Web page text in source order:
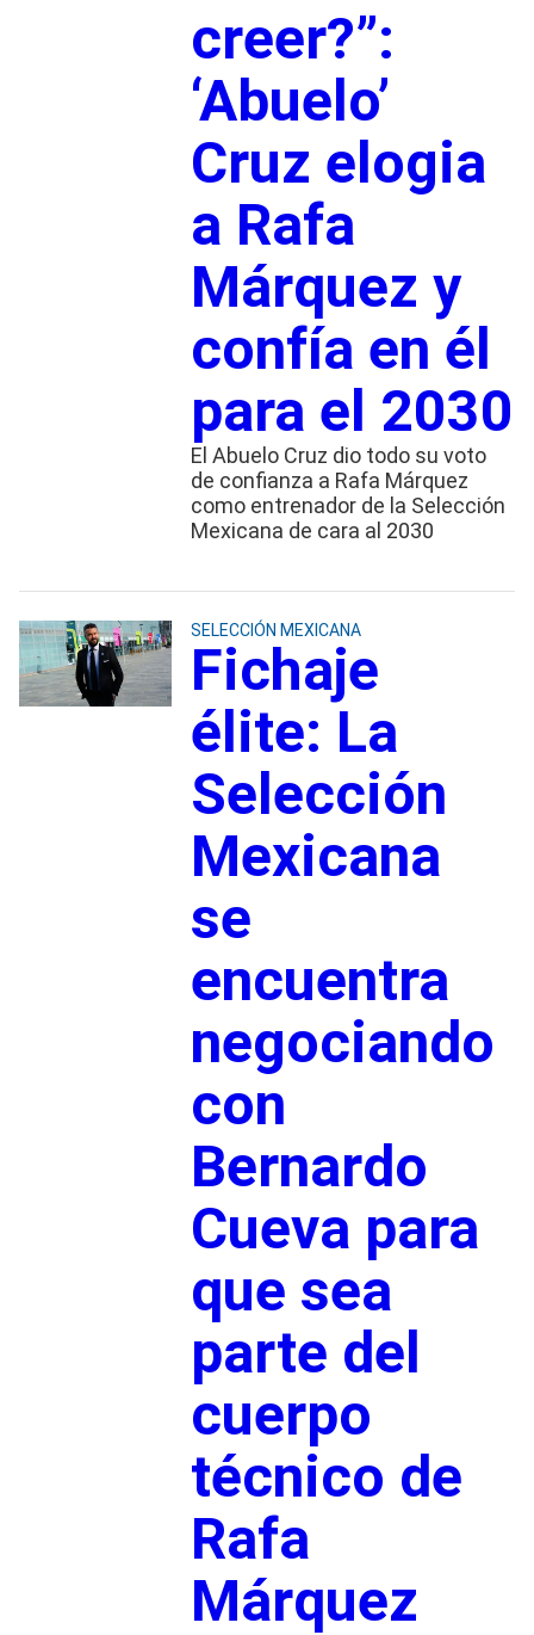
creer?”:
‘Abuelo’
Cruz elogia
a Rafa
Márquez y
confía en él
para el 2030
El Abuelo Cruz dio todo su voto
de confianza a Rafa Márquez
como entrenador de la Selección
Mexicana de cara al 2030
SELECCIÓN MEXICANA
Fichaje
élite: La
Selección
Mexicana
se
encuentra
negociando
con
Bernardo
Cueva para
que sea
parte del
cuerpo
técnico de
Rafa
Márquez